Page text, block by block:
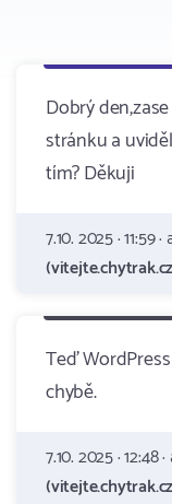
Dobrý
stránku a
tím? Děkuji
7.10. 2025 · 11:59
Teď
chybě.
7.10. 2025 · 12:48